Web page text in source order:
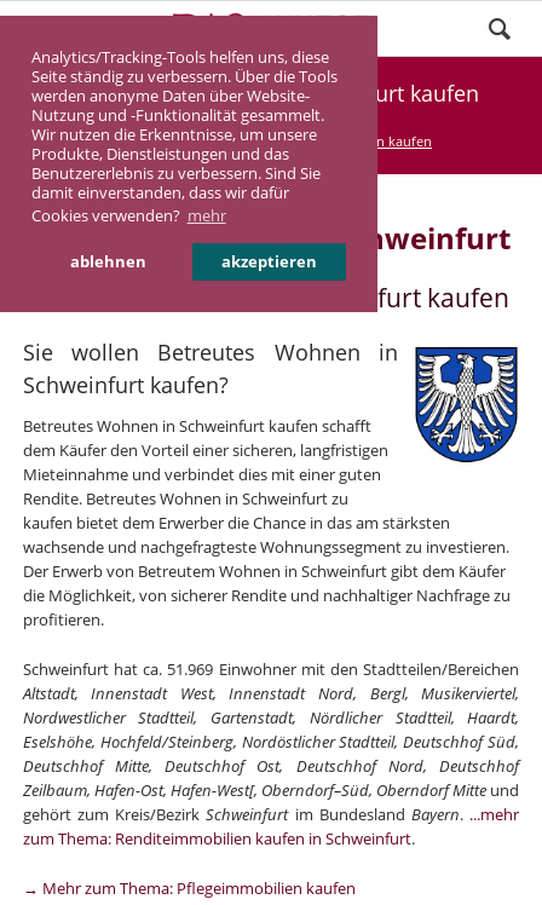
Analytics/Tracking-Tools helfen uns, diese
Seite ständig zu verbessern. Über die Tools
werden anonyme Daten über Website-
Nutzung und -Funktionalität gesammelt.
Wir nutzen die Erkenntnisse, um unsere
Produkte, Dienstleistungen und das
Benutzererlebnis zu verbessern. Sind Sie
damit einverstanden, dass wir dafür
Cookies verwenden? mehr
ablehnen akzeptieren
Betreutes Wohnen in Schweinfurt kaufen
DASINVEST Service Betreutes Wohnen kaufen
Betreutes Wohnen in Schweinfurt
Betreutes Wohnen in Schweinfurt kaufen
Sie wollen Betreutes Wohnen in
Schweinfurt kaufen?
Betreutes Wohnen in Schweinfurt kaufen schafft
dem Käufer den Vorteil einer sicheren, langfristigen
Mieteinnahme und verbindet dies mit einer guten
Rendite. Betreutes Wohnen in Schweinfurt zu
kaufen bietet dem Erwerber die Chance in das am stärksten
wachsende und nachgefragteste Wohnungssegment zu investieren.
Der Erwerb von Betreutem Wohnen in Schweinfurt gibt dem Käufer
die Möglichkeit, von sicherer Rendite und nachhaltiger Nachfrage zu
profitieren.
Schweinfurt hat ca. 51.969 Einwohner mit den Stadtteilen/Bereichen
Altstadt, Innenstadt West, Innenstadt Nord, Bergl, Musikerviertel,
Nordwestlicher Stadtteil, Gartenstadt, Nördlicher Stadtteil, Haardt,
Eselshöhe, Hochfeld/Steinberg, Nordöstlicher Stadtteil, Deutschhof Süd,
Deutschhof Mitte, Deutschhof Ost, Deutschhof Nord, Deutschhof
Zeilbaum, Hafen-Ost, Hafen-West[, Oberndorf–Süd, Oberndorf Mitte und
gehört zum Kreis/BezirkSchweinfurtim BundeslandBayern. ...mehr
zum Thema: Renditeimmobilien kaufen in Schweinfurt.
→ Mehr zum Thema: Pflegeimmobilien kaufen